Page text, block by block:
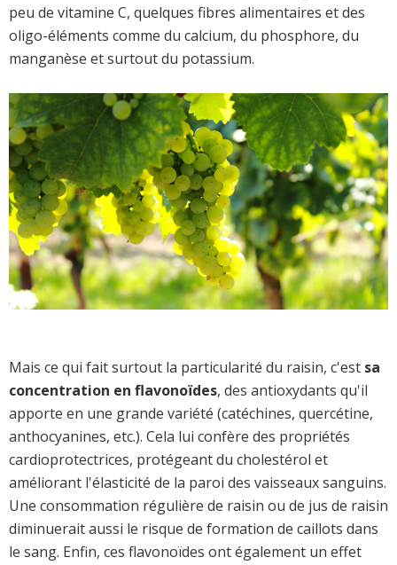
peu de vitamine C, quelques fibres alimentaires et des
oligo-éléments comme du calcium, du phosphore, du
manganèse et surtout du potassium.
Mais ce qui fait surtout la particularité du raisin, c'est sa
concentration en flavonoïdes, des antioxydants qu'il
apporte en une grande variété (catéchines, quercétine,
anthocyanines, etc.). Cela lui confère des propriétés
cardioprotectrices, protégeant du cholestérol et
améliorant l'élasticité de la paroi des vaisseaux sanguins.
Une consommation régulière de raisin ou de jus de raisin
diminuerait aussi le risque de formation de caillots dans
le sang. Enfin, ces flavonoïdes ont également un effet